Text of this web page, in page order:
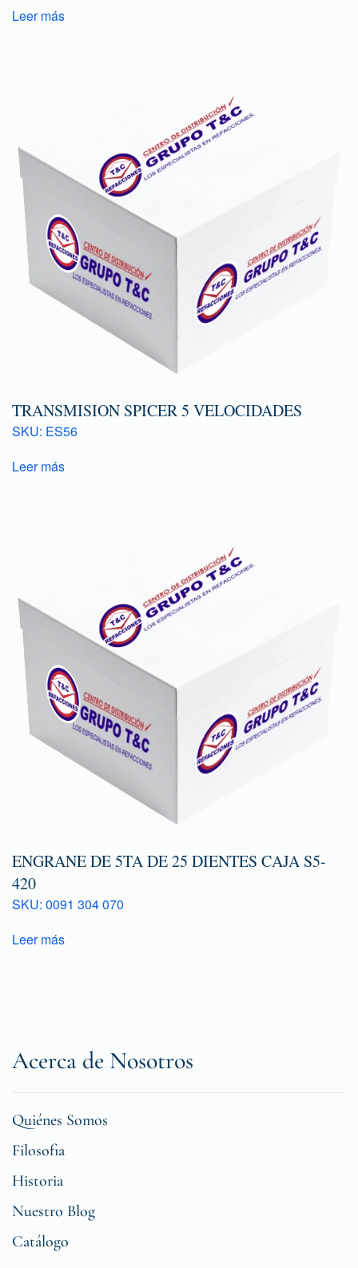
Leer más
TRANSMISION SPICER 5 VELOCIDADES
SKU: ES56
Leer más
ENGRANE DE 5TA DE 25 DIENTES CAJA S5-
420
SKU: 0091 304 070
Leer más
Acerca de Nosotros
Quiénes Somos
Filosofia
Historia
Nuestro Blog
Catálogo